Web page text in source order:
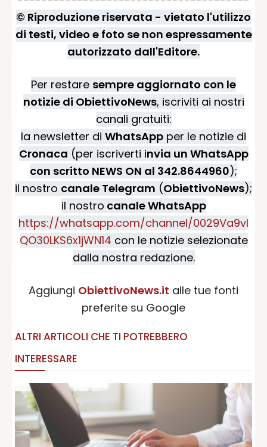
© Riproduzione riservata - vietato l'utilizzo
di testi, video e foto se non espressamente
autorizzato dall'Editore.
Per restare sempre aggiornato con le
notizie di ObiettivoNews, iscriviti ai nostri
canali gratuiti:
la newsletter di WhatsApp per le notizie di
Cronaca (per iscriverti invia un WhatsApp
con scritto NEWS ON al 342.8644960);
il nostro canale Telegram (ObiettivoNews);
il nostro canale WhatsApp
https://whatsapp.com/channel/0029Va9vI
QO30LKS6x1jWN14 con le notizie selezionate
dalla nostra redazione.
Aggiungi ObiettivoNews.it alle tue fonti
preferite su Google
ALTRI ARTICOLI CHE TI POTREBBERO
INTERESSARE